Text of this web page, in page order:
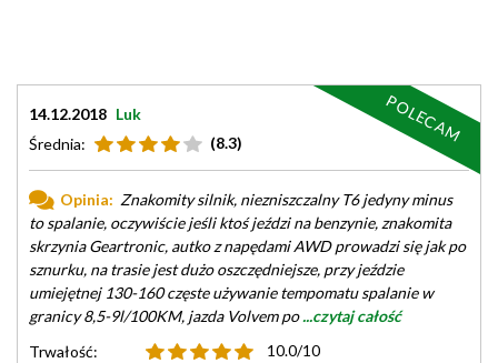
14.12.2018 Luk
Średnia:
(8.3)
Opinia: Znakomity silnik, niezniszczalny T6 jedyny minus
to spalanie, oczywiście jeśli ktoś jeździ na benzynie, znakomita
skrzynia Geartronic, autko z napędami AWD prowadzi się jak po
sznurku, na trasie jest dużo oszczędniejsze, przy jeździe
umiejętnej 130-160 częste używanie tempomatu spalanie w
granicy 8,5-9l/100KM, jazda Volvem po...czytaj całość
Trwałość:
10.0/10
POLECAM